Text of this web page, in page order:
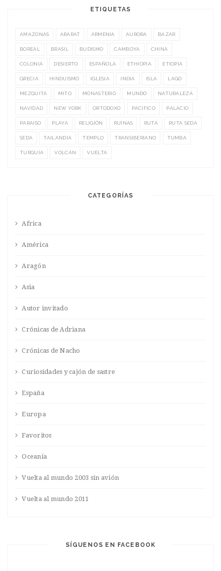
ETIQUETAS
AMAZONAS ARARAT ARMENIA AURORA BAZAR
BOREAL BRASIL BUDISMO CAMBOYA CHINA
COLONIA DESIERTO ESPAÑOLA ETHIOPIA ETIOPIA
GRECIA HINDUISMO IGLESIA INDIA ISLA LAGO
MEZQUITA MITO MONASTERIO MUNDO NATURALEZA
NAVIDAD NEW YORK ORTODOXO PACIFICO PALACIO
PARAISO PLAYA RELIGIÓN RUINAS RUTA RUTA SEDA
SEDA TAILANDIA TEMPLO TRANSIBERIANO TUMBA
TURQUÍA VOLCÁN VUELTA
CATEGORÍAS
Africa
América
Aragón
Asia
Autor invitado
Crónicas de Adriana
Crónicas de Nacho
Curiosidades y cajón de sastre
España
Europa
Favoritos
Oceanía
Vuelta al mundo 2003 sin avión
Vuelta al mundo 2011
SÍGUENOS EN FACEBOOK